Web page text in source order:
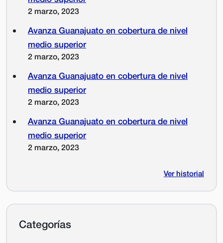
2 marzo, 2023
Avanza Guanajuato en cobertura de nivel
medio superior
2 marzo, 2023
Avanza Guanajuato en cobertura de nivel
medio superior
2 marzo, 2023
Avanza Guanajuato en cobertura de nivel
medio superior
2 marzo, 2023
Ver historial
Categorías